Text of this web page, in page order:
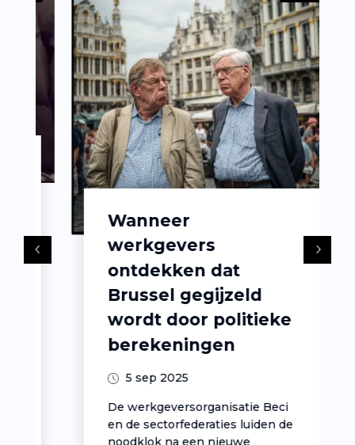
Wanneer
werkgevers
ontdekken dat
Brussel gegijzeld
wordt door politieke
berekeningen
5 sep 2025
De werkgeversorganisatie Beci
en de sectorfederaties luiden de
noodklok na een nieuwe